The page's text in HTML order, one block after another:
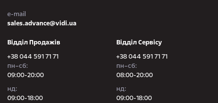
e-mail
sales.advance@vidi.ua
Відділ Продажів
+38 044 591 71 71
пн–сб:
09:00-20:00
нд:
09:00-18:00
Відділ Сервісу
+38 044 591 71 71
пн–сб:
08:00-20:00
нд:
09:00-18:00